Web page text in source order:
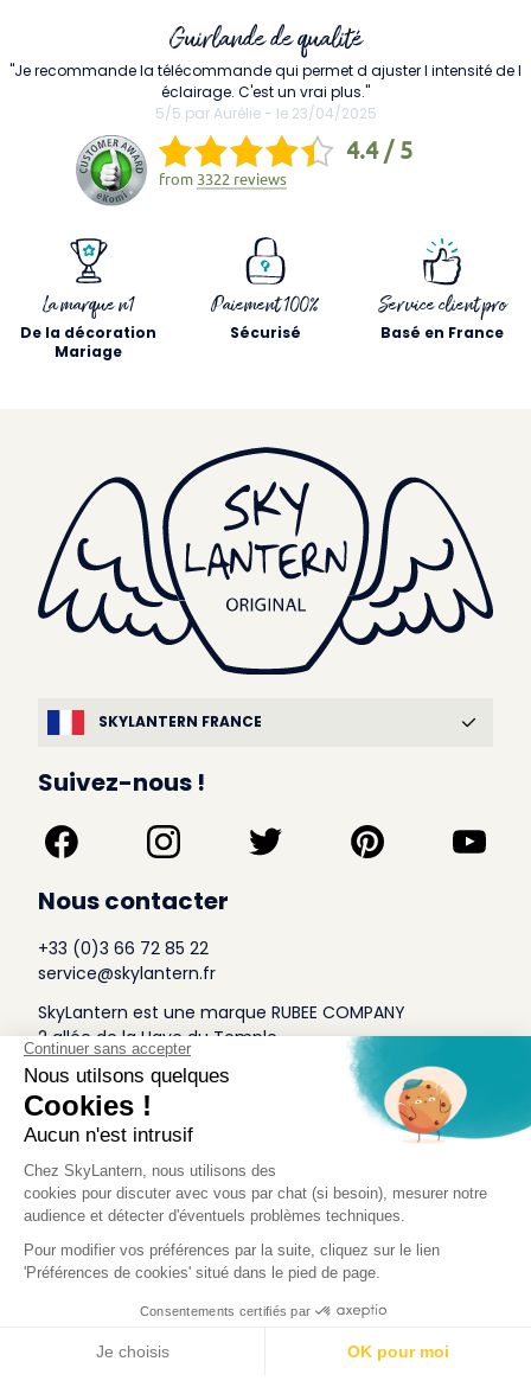
La marque n1
De la décoration
Mariage
Paiement 100%
Sécurisé
Service client pro
Basé en France
Guirlande de qualité
"Je recommande la télécommande qui permet d ajuster l intensité de l
éclairage. C'est un vrai plus."
5/5 par Aurélie - le 23/04/2025
4.4 / 5
from 3322 reviews
SKYLANTERN FRANCE
Suivez-nous !
Nous contacter
+33 (0)3 66 72 85 22
service@skylantern.fr
SkyLantern est une marque RUBEE COMPANY
2 allée de la Haye du Temple
Euratechnologies
59160 LOMME
A Propos
Qui sommes-nous
Conditions générales de Vente
Mentions légales
Politique Antispam
Contact Presse
Idée Design